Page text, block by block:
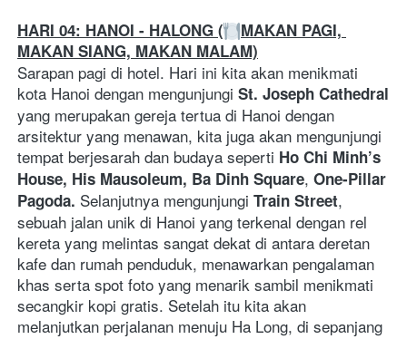
HARI 04: HANOI - HALONG (
MAKAN PAGI,
MAKAN SIANG, MAKAN MALAM)
Sarapan pagi di hotel. Hari ini kita akan menikmati
kota Hanoi dengan mengunjungi St. Joseph Cathedral
yang merupakan gereja tertua di Hanoi dengan
arsitektur yang menawan, kita juga akan mengunjungi
tempat berjesarah dan budaya seperti Ho Chi Minh’s
House, His Mausoleum, Ba Dinh Square, One-Pillar
Pagoda. Selanjutnya mengunjungi Train Street,
sebuah jalan unik di Hanoi yang terkenal dengan rel
kereta yang melintas sangat dekat di antara deretan
kafe dan rumah penduduk, menawarkan pengalaman
khas serta spot foto yang menarik sambil menikmati
secangkir kopi gratis. Setelah itu kita akan
melanjutkan perjalanan menuju Ha Long, di sepanjang